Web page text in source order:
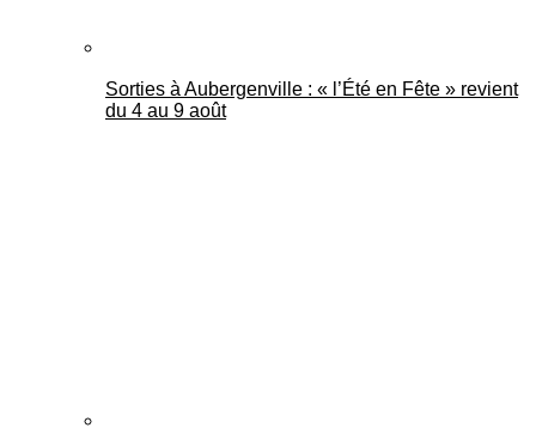
Sorties à Aubergenville : « l’Été en Fête » revient
du 4 au 9 août